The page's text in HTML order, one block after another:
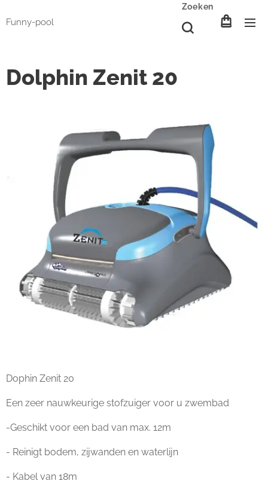
Funny-pool
Zoeken
Dolphin Zenit 20
Dophin Zenit 20
Een zeer nauwkeurige stofzuiger voor u zwembad
-Geschikt voor een bad van max. 12m
- Reinigt bodem, zijwanden en waterlijn
- Kabel van 18m